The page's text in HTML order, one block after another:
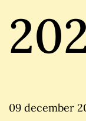
09 december